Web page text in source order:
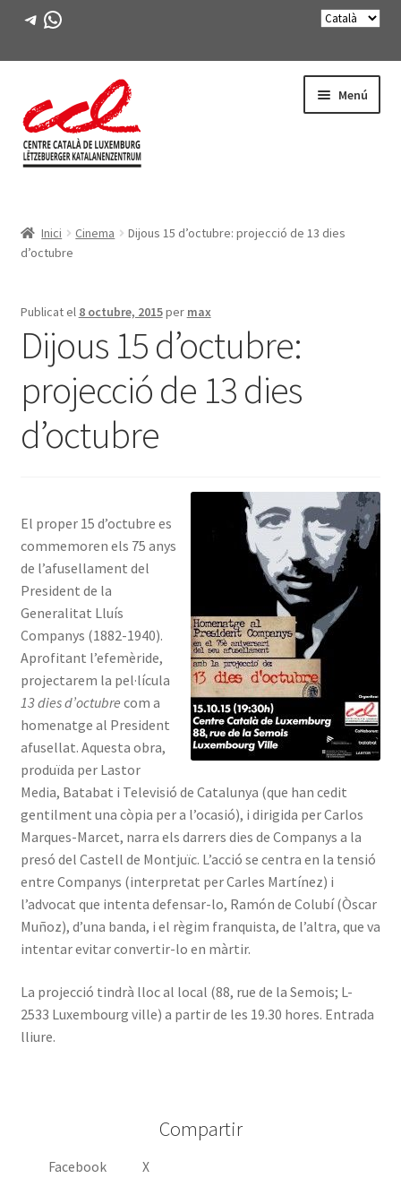
Telegram
WhatsApp
navegació
al
contingut
Menú
ACTIVITATS
FES-TE SOCI
LLIBRE
INICIA SESSIÓ
Inici Cinema
Dijous 15 d’octubre: projecció de 13 dies
d’octubre
Publicat el 8 octubre, 2015per max
Dijous 15 d’octubre:
projecció de 13 dies
d’octubre
El proper 15 d’octubre es
commemoren els 75 anys
de l’afusellament del
President de la
Generalitat Lluís
Companys (1882-1940).
Aprofitant l’efemèride,
projectarem la pel·lícula
13 dies d’octubre com a
homenatge al President
afusellat. Aquesta obra,
produïda per Lastor
Media, Batabat i Televisió de Catalunya (que han cedit
gentilment una còpia per a l’ocasió), i dirigida per Carlos
Marques-Marcet, narra els darrers dies de Companys a la
presó del Castell de Montjuïc. L’acció se centra en la tensió
entre Companys (interpretat per Carles Martínez) i
l’advocat que intenta defensar-lo, Ramón de Colubí (Òscar
Muñoz), d’una banda, i el règim franquista, de l’altra, que va
intentar evitar convertir-lo en màrtir.
La projecció tindrà lloc al local (88, rue de la Semois; L-
2533 Luxembourg ville) a partir de les 19.30 hores. Entrada
lliure.
Compartir
Facebook X